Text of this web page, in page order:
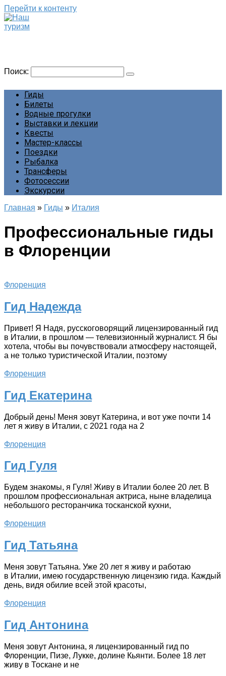
Перейти к контенту
Поиск:
Гиды
Билеты
Водные прогулки
Выставки и лекции
Квесты
Мастер-классы
Поездки
Рыбалка
Трансферы
Фотосессии
Экскурсии
Главная » Гиды » Италия
Профессиональные гиды
в Флоренции
Флоренция
Гид Надежда
Привет! Я Надя, русскоговорящий лицензированный гид
в Италии, в прошлом — телевизионный журналист. Я бы
хотела, чтобы вы почувствовали атмосферу настоящей,
а не только туристической Италии, поэтому
Флоренция
Гид Екатерина
Добрый день! Меня зовут Катерина, и вот уже почти 14
лет я живу в Италии, с 2021 года на 2
Флоренция
Гид Гуля
Будем знакомы, я Гуля! Живу в Италии более 20 лет. В
прошлом профессиональная актриса, ныне владелица
небольшого ресторанчика тосканской кухни,
Флоренция
Гид Татьяна
Меня зовут Татьяна. Уже 20 лет я живу и работаю
в Италии, имею государственную лицензию гида. Каждый
день, видя обилие всей этой красоты,
Флоренция
Гид Антонина
Меня зовут Антонина, я лицензированный гид по
Флоренции, Пизе, Лукке, долине Кьянти. Более 18 лет
живу в Тоскане и не